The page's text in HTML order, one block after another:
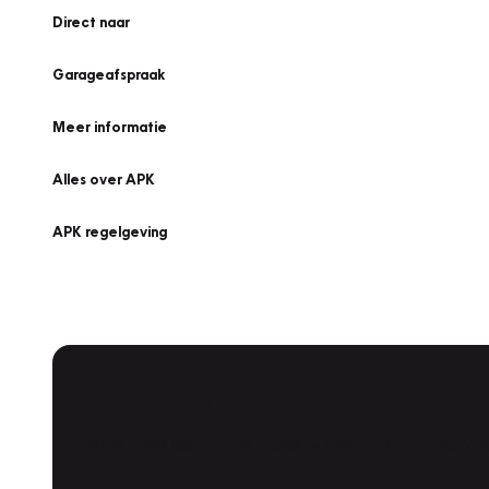
Direct naar
Garageafspraak
Meer informatie
Alles over APK
APK regelgeving